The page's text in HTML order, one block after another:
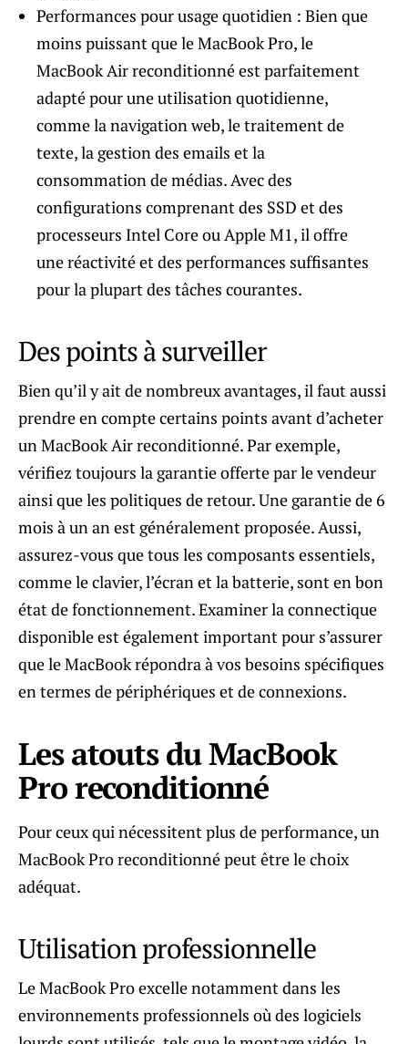
Performances pour usage quotidien : Bien que
moins puissant que le MacBook Pro, le
MacBook Air reconditionné est parfaitement
adapté pour une utilisation quotidienne,
comme la navigation web, le traitement de
texte, la gestion des emails et la
consommation de médias. Avec des
configurations comprenant des SSD et des
processeurs Intel Core ou Apple M1, il offre
une réactivité et des performances suffisantes
pour la plupart des tâches courantes.
Des points à surveiller
Bien qu’il y ait de nombreux avantages, il faut aussi
prendre en compte certains points avant d’acheter
un MacBook Air reconditionné. Par exemple,
vérifiez toujours la garantie offerte par le vendeur
ainsi que les politiques de retour. Une garantie de 6
mois à un an est généralement proposée. Aussi,
assurez-vous que tous les composants essentiels,
comme le clavier, l’écran et la batterie, sont en bon
état de fonctionnement. Examiner la connectique
disponible est également important pour s’assurer
que le MacBook répondra à vos besoins spécifiques
en termes de périphériques et de connexions.
Les atouts du MacBook
Pro reconditionné
Pour ceux qui nécessitent plus de performance, un
MacBook Pro reconditionné peut être le choix
adéquat.
Utilisation professionnelle
Le MacBook Pro excelle notamment dans les
environnements professionnels où des logiciels